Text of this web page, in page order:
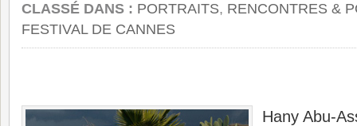
CLASSÉ DANS : PORTRAITS, RENCONTRES &
FESTIVAL DE CANNES
Hany Abu-